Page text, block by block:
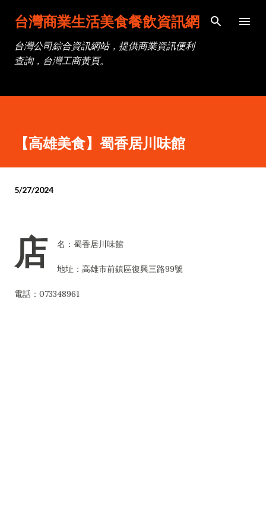
跳到主要內容
台灣商業生活美食餐飲資訊網
台灣公司綜合資訊網站，提供商業資訊便利
查詢，台灣工商黃頁。
【高雄美食】蜀香居川味館
5/27/2024
店 名：蜀香居川味館
地址：高雄市前鎮區復興三路99號
電話：073348961